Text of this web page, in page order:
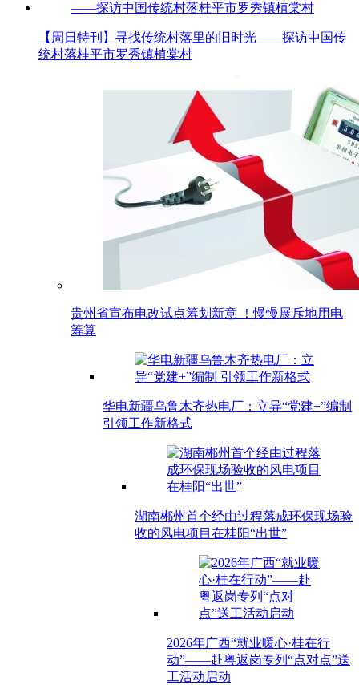
【周日特刊】寻找传统村落里的旧时光——探访中国传
统村落桂平市罗秀镇植棠村
贵州省宣布电改试点筹划新意 ！慢慢展斥地用电
筹算
华电新疆乌鲁木齐热电厂 ：立异“党建+”编制
引领工作新格式
湖南郴州首个经由过程落成环保现场验
收的风电项目在桂阳“出世”
2026年广西“就业暖心·桂在行
动”——赴粤返岗专列“点对点”送
工活动启动